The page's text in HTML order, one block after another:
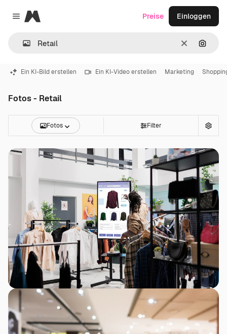
Close menu
Magnific
LöschenNach
Preise Einloggen
Ein KI-Bild erstellen Ein KI-Video erstellen Marketing
Fotos - Retail
Fotos Filter